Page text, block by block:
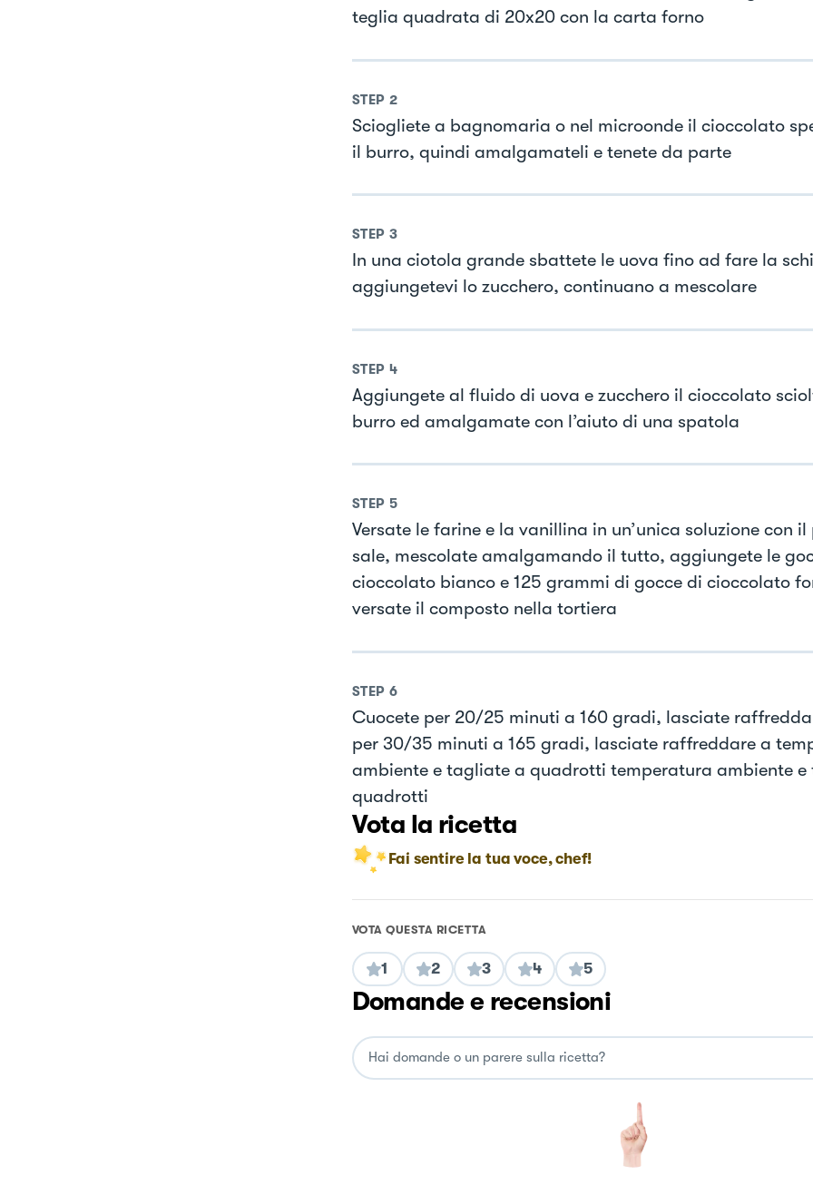
teglia quadrata di 20x20 con la carta forno
STEP 2
Sciogliete a bagnomaria o nel microonde il cioccolato
il burro, quindi amalgamateli e tenete da parte
STEP 3
In una ciotola grande sbattete le uova fino ad fare la
aggiungetevi lo zucchero, continuano a mescolare
STEP 4
Aggiungete al fluido di uova e zucchero il cioccolato
burro ed amalgamate con l’aiuto di una spatola
STEP 5
Versate le farine e la vanillina in un’unica soluzione con il
sale, mescolate amalgamando il tutto, aggiungete le
cioccolato bianco e 125 grammi di gocce di cioccolato
versate il composto nella tortiera
STEP 6
Cuocete per 20/25 minuti a 160 gradi, lasciate
per 30/35 minuti a 165 gradi, lasciate raffreddare a
ambiente e tagliate a quadrotti temperatura ambiente
quadrotti
Vota la ricetta
Fai sentire la tua voce, chef!
VOTA QUESTA RICETTA
1 2 3 4 5
Domande e recensioni